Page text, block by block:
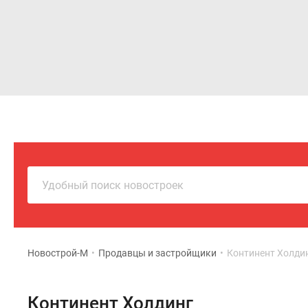
Удобный поиск новостроек
Новострой-М • Продавцы и застройщики • Континент
Континент Холдинг